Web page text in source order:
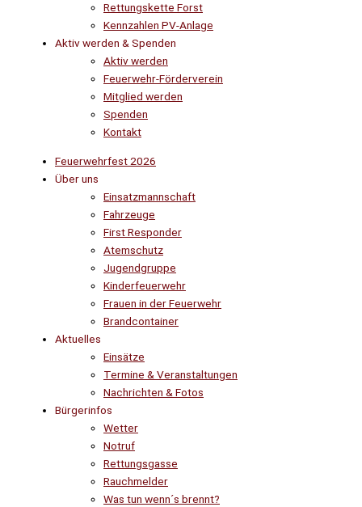
Rettungskette Forst
Kennzahlen PV-Anlage
Aktiv werden & Spenden
Aktiv werden
Feuerwehr-Förderverein
Mitglied werden
Spenden
Kontakt
Feuerwehrfest 2026
Über uns
Einsatzmannschaft
Fahrzeuge
First Responder
Atemschutz
Jugendgruppe
Kinderfeuerwehr
Frauen in der Feuerwehr
Brandcontainer
Aktuelles
Einsätze
Termine & Veranstaltungen
Nachrichten & Fotos
Bürgerinfos
Wetter
Notruf
Rettungsgasse
Rauchmelder
Was tun wenn´s brennt?